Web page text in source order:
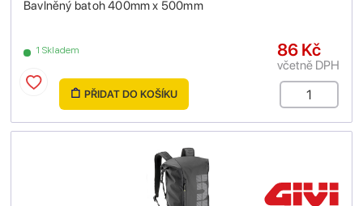
Bavlněný batoh 400mm x 500mm
1 Skladem 86 Kč
včetně DPH
PŘIDAT DO KOŠÍKU